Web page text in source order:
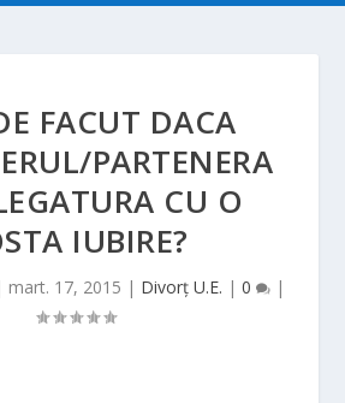
FACUT DACA
PARTENERA
CU O
IUBIRE?
mart. 17, 2015 | Divorț U.E. | 0 |